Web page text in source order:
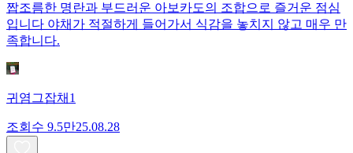
짭조름한 명란과 부드러운 아보카도의 조합으로 즐거운 점심
입니다 야채가 적절하게 들어가서 식감을 놓치지 않고 매우 만
족합니다.
귀염그잡채1
조회수 9.5만25.08.28